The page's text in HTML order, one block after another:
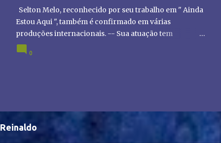
Selton Melo, reconhecido por seu trabalho em " Ainda
Estou Aqui ", também é confirmado em várias
produções internacionais. -- Sua atuação tem
chamado atenção de diretores e produtores fora do
Brasil, abrindo portas para novas oportunidades no
0
Reinaldo